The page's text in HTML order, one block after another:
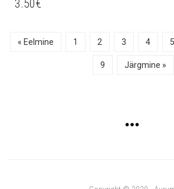
3.50€
« Eelmine 1 2 3 4 5
9 Järgmine »